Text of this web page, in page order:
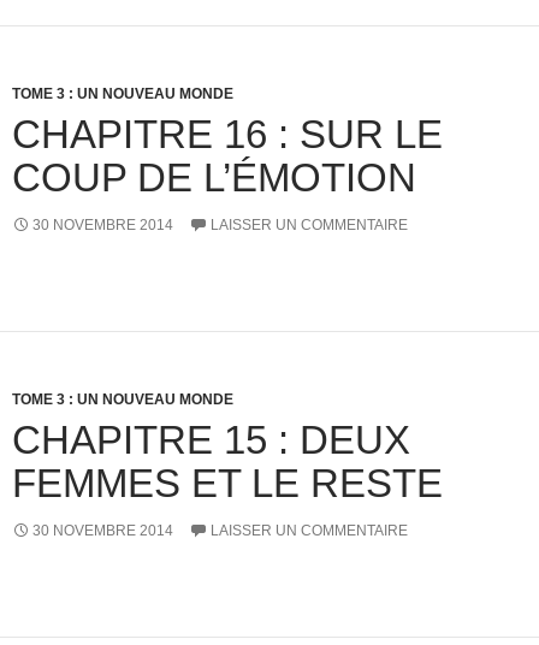
TOME 3 : UN NOUVEAU MONDE
CHAPITRE 16 : SUR LE
COUP DE L’ÉMOTION
30 NOVEMBRE 2014 LAISSER UN COMMENTAIRE
TOME 3 : UN NOUVEAU MONDE
CHAPITRE 15 : DEUX
FEMMES ET LE RESTE
30 NOVEMBRE 2014 LAISSER UN COMMENTAIRE